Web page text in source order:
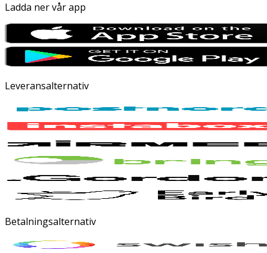
Ladda ner vår app
Leveransalternativ
Betalningsalternativ